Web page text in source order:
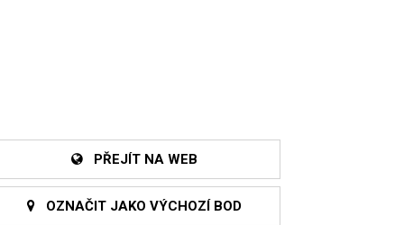
PŘEJÍT NA WEB
OZNAČIT JAKO VÝCHOZÍ BOD